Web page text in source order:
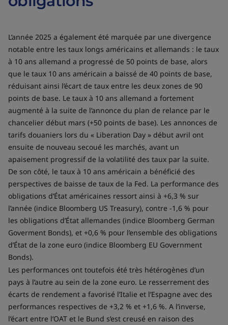
L’année 2025 a également été marquée par une divergence
notable entre les taux longs américains et allemands : le taux
à 10 ans allemand a progressé de 50 points de base, alors
que le taux 10 ans américain a baissé de 40 points de base,
réduisant ainsi l’écart de taux entre les deux zones de 90
points de base. Le taux à 10 ans allemand a fortement
augmenté à la suite de l’annonce du plan de relance par le
chancelier début mars (+50 points de base). Les annonces de
tarifs douaniers lors du « Liberation Day » début avril ont
ensuite de nouveau secoué les marchés, avant un
apaisement progressif de la volatilité des taux par la suite.
De son côté, le taux à 10 ans américain a bénéficié des
perspectives de baisse de taux de la Fed. La performance des
obligations d’État américaines ressort ainsi à +6,3 % sur
l’année (indice Bloomberg US Treasury), contre -1,6 % pour
les obligations d’État allemandes (indice Bloomberg German
Goverment Bonds), et +0,6 % pour l’ensemble des obligations
d’État de la zone euro (indice Bloomberg EU Government
Bonds).
Les performances ont toutefois été très hétérogènes d’un
pays à l’autre au sein de la zone euro. Le resserrement des
écarts de rendement a favorisé l’Italie et l’Espagne avec des
performances respectives de +3,2 % et +1,6 %. A l’inverse,
l’écart entre l’OAT et le Bund s’est creusé en raison des